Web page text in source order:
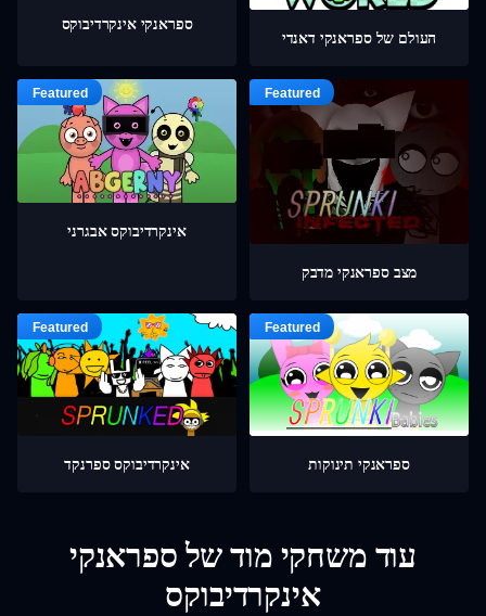
ספראנקי אינקרדיבוקס
העולם של ספראנקי דאנדי
אינקרדיבוקס אבגרני
מצב ספראנקי מדבק
אינקרדיבוקס ספרנקד ספראנקי תינוקות
עוד משחקי מוד של ספראנקי
אינקרדיבוקס